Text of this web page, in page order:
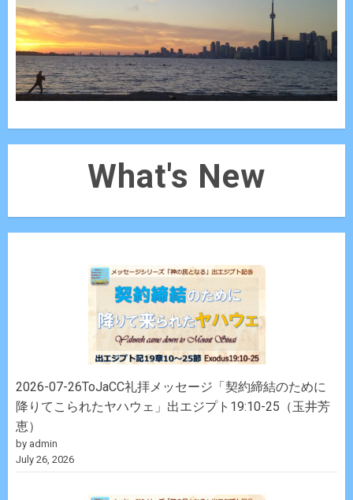
What's New
2026-07-26ToJaCC礼拝メッセージ「契約締結のために
降りてこられたヤハウェ」出エジプト19:10-25（玉井芳
恵）
by admin
July 26, 2026